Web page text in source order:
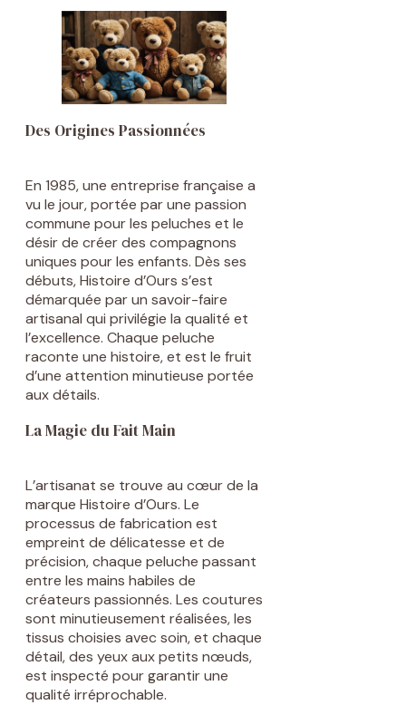
Des Origines Passionnées
En 1985, une entreprise française a
vu le jour, portée par une passion
commune pour les peluches et le
désir de créer des compagnons
uniques pour les enfants. Dès ses
débuts, Histoire d’Ours s’est
démarquée par un savoir-faire
artisanal qui privilégie la qualité et
l’excellence. Chaque peluche
raconte une histoire, et est le fruit
d’une attention minutieuse portée
aux détails.
La Magie du Fait Main
L’artisanat se trouve au cœur de la
marque Histoire d’Ours. Le
processus de fabrication est
empreint de délicatesse et de
précision, chaque peluche passant
entre les mains habiles de
créateurs passionnés. Les coutures
sont minutieusement réalisées, les
tissus choisies avec soin, et chaque
détail, des yeux aux petits nœuds,
est inspecté pour garantir une
qualité irréprochable.